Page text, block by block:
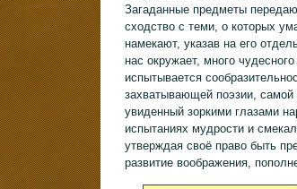
Загаданные предметы
сходство с теми, о которых
намекают, указав на его
нас окружает, много
испытывается
захватывающей поэзии,
увиденный зоркими глазами
испытаниях мудрости и
утверждая своё право быть
развитие воображения,